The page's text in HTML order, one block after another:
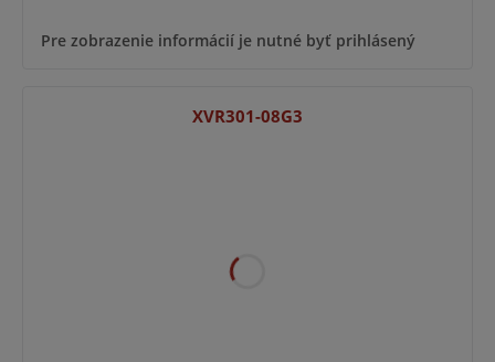
Pre zobrazenie informácií je nutné byť prihlásený
XVR301-08G3